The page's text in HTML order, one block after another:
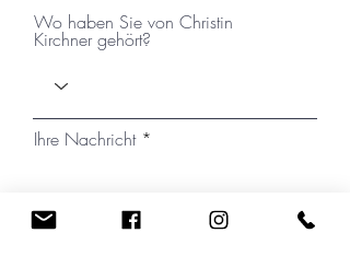
Wo haben Sie von Christin
Kirchner gehört?
Ihre Nachricht